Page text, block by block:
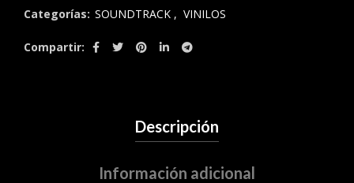
Categorías: SOUNDTRACK , VINILOS
Compartir
Descripción
Información adicional